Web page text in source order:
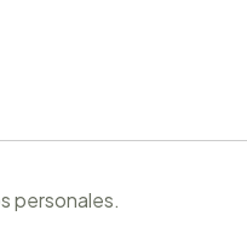
personales.